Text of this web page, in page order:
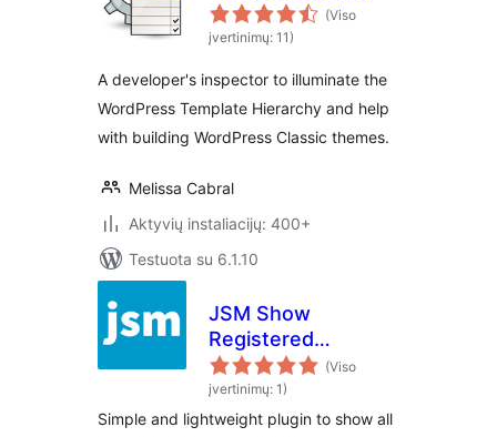
(Viso
įvertinimų: 11)
A developer's inspector to illuminate the
WordPress Template Hierarchy and help
with building WordPress Classic themes.
Melissa Cabral
Aktyvių instaliacijų: 400+
Testuota su 6.1.10
JSM Show
Registered
Shortcodes (Viso
įvertinimų: 1)
Simple and lightweight plugin to show all